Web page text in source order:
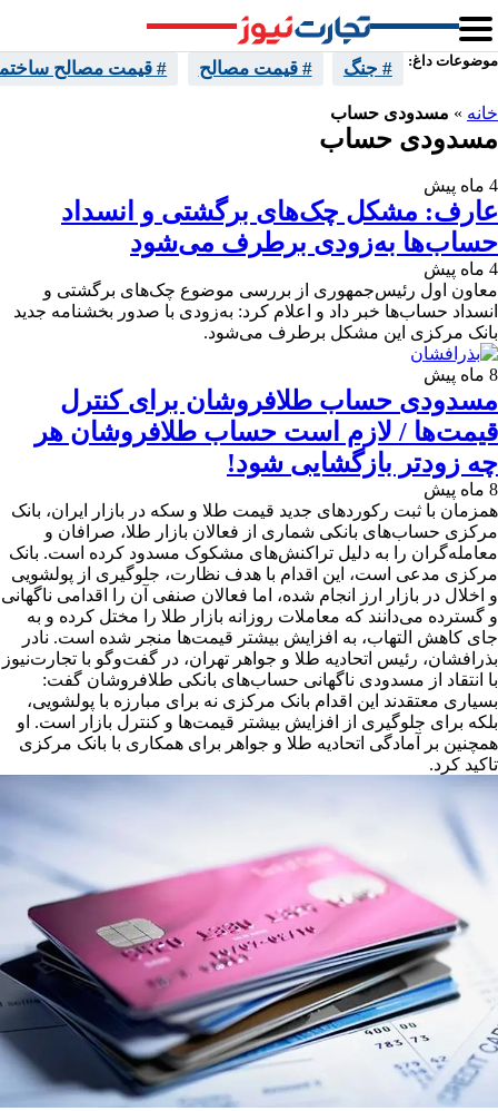
موضوعات داغ: # جنگ # قیمت مصالح # قیمت مصالح
خانه » مسدودی حساب
مسدودی حساب
4 ماه پیش
عارف: مشکل چک‌های برگشتی و انسداد
حساب‌ها به‌زودی برطرف می‌شود
4 ماه پیش
معاون اول رئیس‌جمهوری از بررسی موضوع چک‌های برگشتی و
انسداد حساب‌ها خبر داد و اعلام کرد: به‌زودی با صدور بخشنامه جدید
بانک مرکزی این مشکل برطرف می‌شود.
8 ماه پیش
مسدودی حساب طلافروشان برای کنترل
قیمت‌ها / لازم است حساب طلافروشان هر
چه زودتر بازگشایی شود!
8 ماه پیش
همزمان با ثبت رکوردهای جدید قیمت طلا و سکه در بازار ایران، بانک
مرکزی حساب‌های بانکی شماری از فعالان بازار طلا، صرافان و
معامله‌گران را به دلیل تراکنش‌های مشکوک مسدود کرده است. بانک
مرکزی مدعی است، این اقدام با هدف نظارت، جلوگیری از پولشویی
و اخلال در بازار ارز انجام شده، اما فعالان صنفی آن را اقدامی ناگهانی
و گسترده می‌دانند که معاملات روزانه بازار طلا را مختل کرده و به
جای کاهش التهاب، به افزایش بیشتر قیمت‌ها منجر شده است. نادر
بذرافشان، رئیس اتحادیه طلا و جواهر تهران، در گفت‌وگو با تجارت‌نیوز
با انتقاد از مسدودی ناگهانی حساب‌های بانکی طلافروشان گفت:
بسیاری معتقدند این اقدام بانک مرکزی نه برای مبارزه با پولشویی،
بلکه برای جلوگیری از افزایش بیشتر قیمت‌ها و کنترل بازار است. او
همچنین بر آمادگی اتحادیه طلا و جواهر برای همکاری با بانک مرکزی
تاکید کرد.